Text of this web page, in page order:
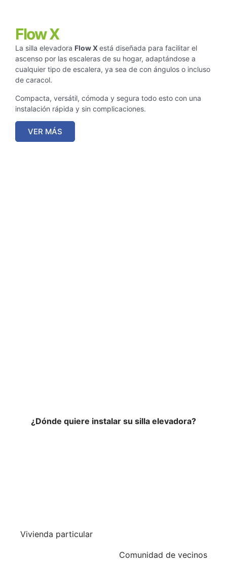
Flow X
La silla elevadora Flow Xestá diseñada para facilitar el
ascenso por las escaleras de su hogar, adaptándose a
cualquier tipo de escalera, ya sea de con ángulos o incluso
de caracol.
Compacta, versátil, cómoda y segura todo esto con una
instalación rápida y sin complicaciones.
VER MÁS
¿Dónde quiere instalar su silla elevadora?
Vivienda particular
Comunidad de vecinos